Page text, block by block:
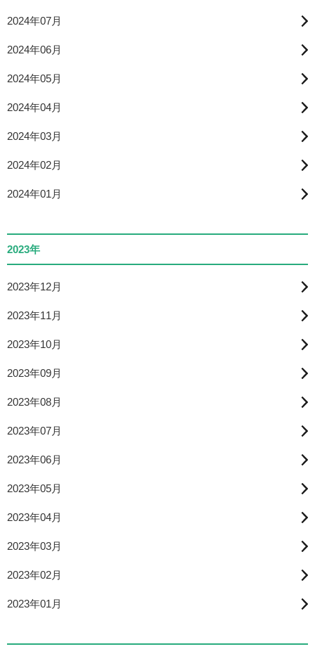
2024年07月
2024年06月
2024年05月
2024年04月
2024年03月
2024年02月
2024年01月
2023年
2023年12月
2023年11月
2023年10月
2023年09月
2023年08月
2023年07月
2023年06月
2023年05月
2023年04月
2023年03月
2023年02月
2023年01月